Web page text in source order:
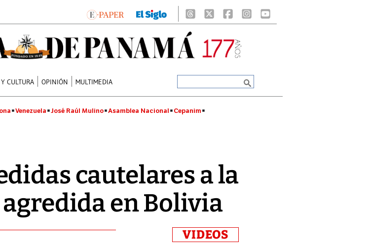
CULTURA OPINIÓN MULTIMEDIA
Venezuela José Raúl Mulino Asamblea Nacional Cepanim
cautelares a la
en Bolivia
VIDEOS